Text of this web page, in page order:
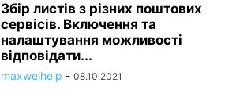
Збір листів з різних поштових
сервісів. Включення та
налаштування можливості
відповідати...
maxwelhelp - 08.10.2021